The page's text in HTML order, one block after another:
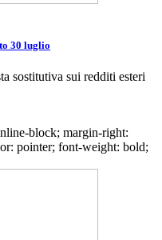
30 luglio
sostitutiva sui redditi esteri
block; margin-right:
pointer; font-weight: bold;